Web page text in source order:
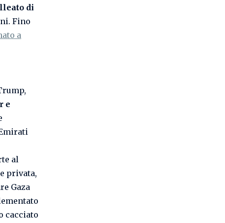
di
Fino
a
e
al
privata,
Gaza
cacciato